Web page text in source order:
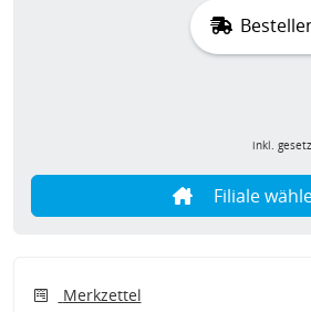
inkl.
Filiale
Merkzettel